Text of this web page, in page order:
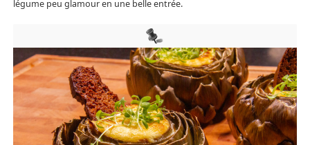
légume peu glamour en une belle entrée.